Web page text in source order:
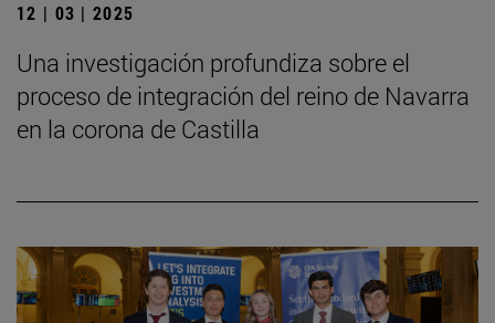
12 | 03 | 2025
Una investigación profundiza sobre el
proceso de integración del reino de Navarra
en la corona de Castilla